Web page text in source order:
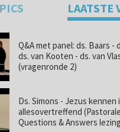
LAATSTE
Q&A met panel: ds. Baars -
ds. van Kooten - ds. van
(vragenronde 2)
Ds. Simons - Jezus kennen
allesovertreffend (Pastorale
Questions & Answers